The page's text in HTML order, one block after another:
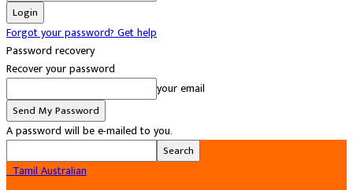
Forgot your password? Get help
Password recovery
Recover your password
your email
A password will be e-mailed to you.
Tamil Australian